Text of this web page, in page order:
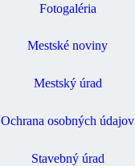
Fotogaléria
Mestské noviny
Mestský úrad
Ochrana osobných údajov
Stavebný úrad